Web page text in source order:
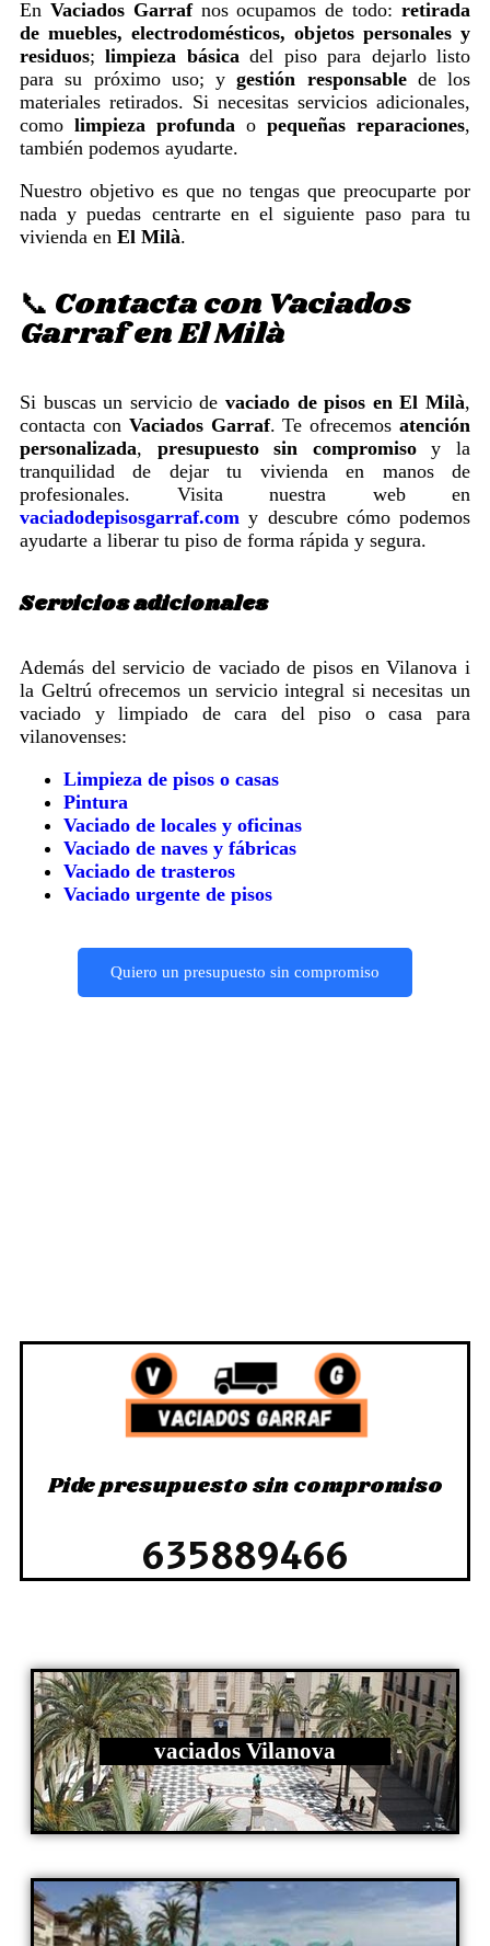
En Vaciados Garrafnos ocupamos de todo:retirada
de muebles, electrodomésticos, objetos personales y
residuos;limpieza básica del piso para dejarlo listo
para su próximo uso; ygestión responsablede los
materiales retirados. Si necesitas servicios adicionales,
como limpieza profunda o pequeñas reparaciones,
también podemos ayudarte.
Nuestro objetivo es que no tengas que preocuparte por
nada y puedas centrarte en el siguiente paso para tu
vivienda en El Milà.
📞 Contacta con Vaciados
Garraf en El Milà
Si buscas un servicio de vaciado de pisos en El Milà,
contacta con Vaciados Garraf. Te ofrecemosatención
personalizada, presupuesto sin compromisoy la
tranquilidad de dejar tu vivienda en manos de
profesionales. Visita nuestra web en
vaciadodepisosgarraf.com y descubre cómo podemos
ayudarte a liberar tu piso de forma rápida y segura.
Servicios adicionales
Además del servicio de vaciado de pisos en Vilanova i
la Geltrú ofrecemos un servicio integral si necesitas un
vaciado y limpiado de cara del piso o casa para
vilanovenses:
Limpieza de pisos o casas
Pintura
Vaciado de locales y oficinas
Vaciado de naves y fábricas
Vaciado de trasteros
Vaciado urgente de pisos
Quiero un presupuesto sin compromiso
Pide presupuesto sin compromiso
635889466
vaciados Vilanova